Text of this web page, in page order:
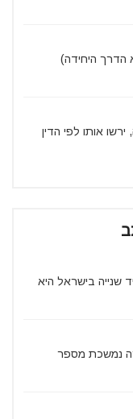
הדרך היחידה)
אותו לפי הדין
שנייה בישראל היא
נמשכת מספר